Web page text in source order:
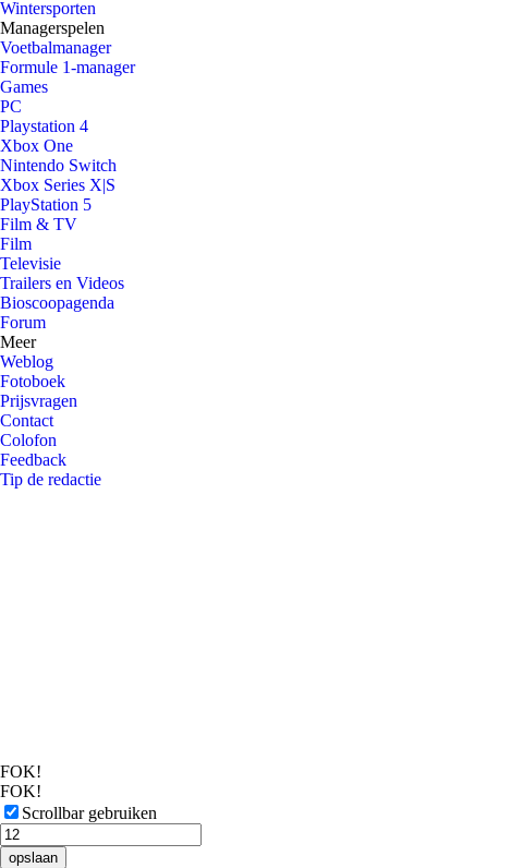
Wintersporten
Managerspelen
Voetbalmanager
Formule 1-manager
Games
PC
Playstation 4
Xbox One
Nintendo Switch
Xbox Series X|S
PlayStation 5
Film & TV
Film
Televisie
Trailers en Videos
Bioscoopagenda
Forum
Meer
Weblog
Fotoboek
Prijsvragen
Contact
Colofon
Feedback
Tip de redactie
FOK!
FOK!
Scrollbar gebruiken
opslaan